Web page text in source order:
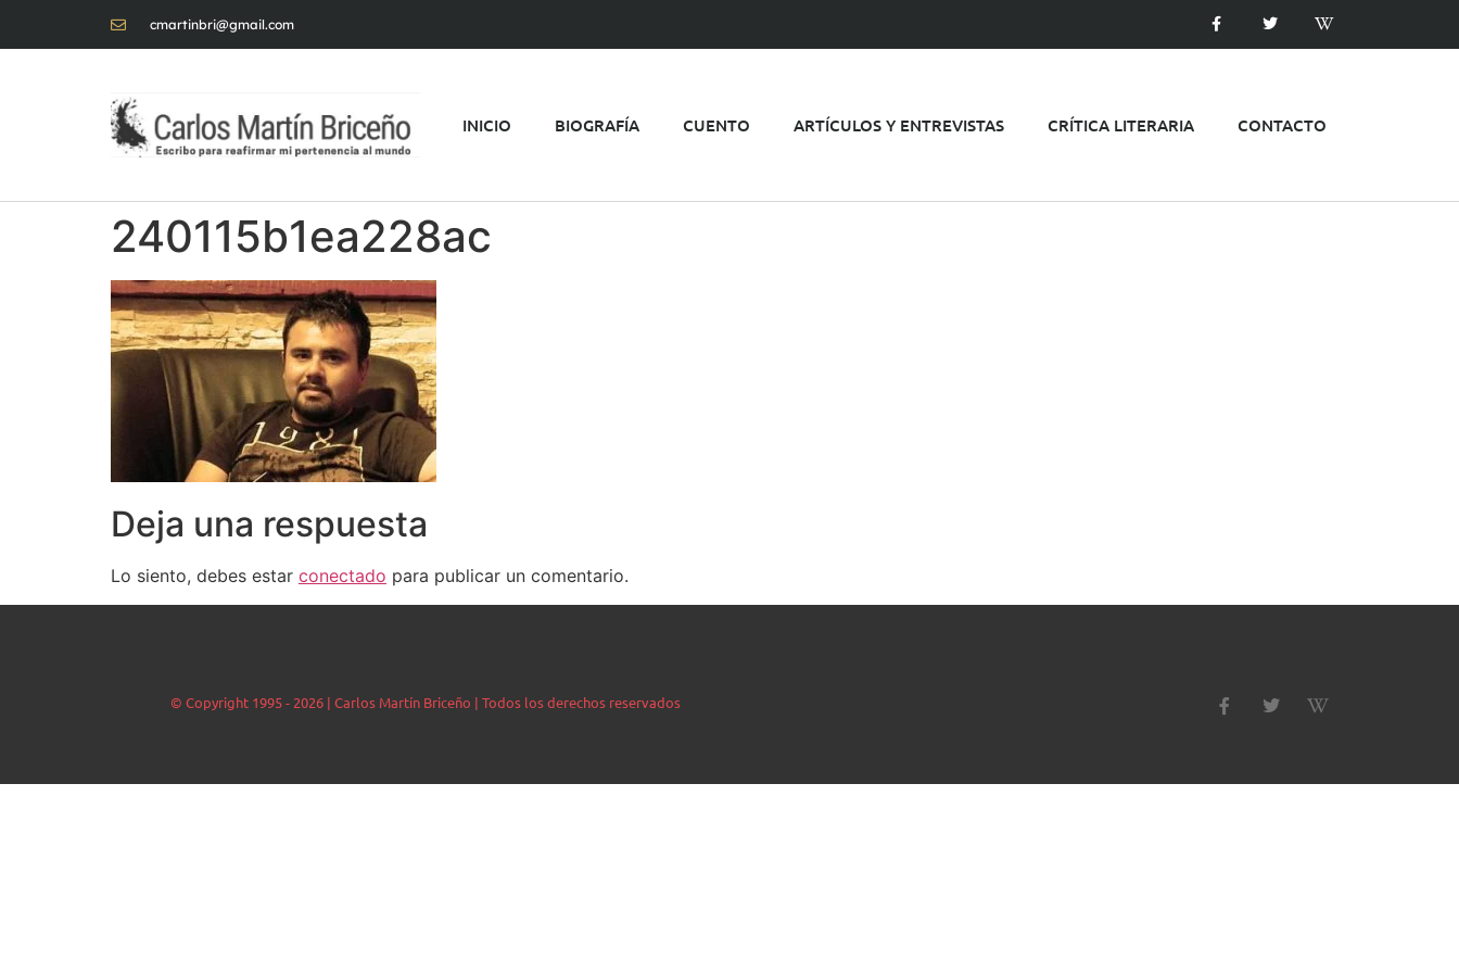
cmartinbri@gmail.com
INICIO BIOGRAFÍA CUENTO ARTÍCULOS Y ENTREVISTAS CRÍTICA LITERARIA CONTACTO
240115b1ea228ac
Deja una respuesta
Lo siento, debes estar conectado para publicar un comentario.
© Copyright 1995 - 2026 | Carlos Martín Briceño | Todos los derechos reservados